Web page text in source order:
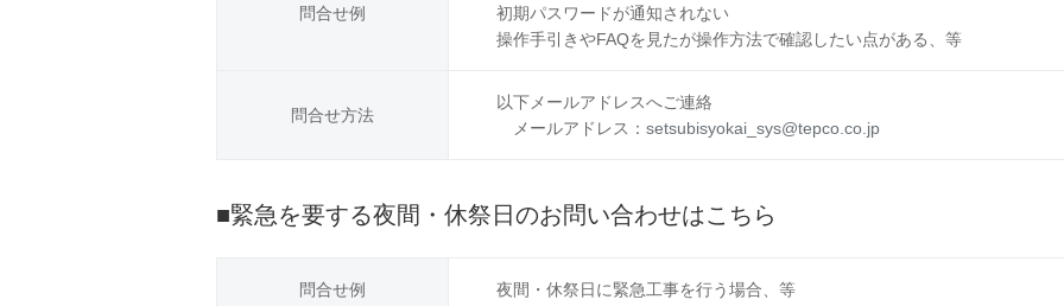
問合せ例
初期パスワードが通知されない
操作手引きやFAQを見たが操作方法で確認したい点がある、等
問合せ方法
以下メールアドレスへご連絡
メールアドレス： setsubisyokai_sys@tepco.co.jp
■緊急を要する夜間・休祭日のお問い合わせはこちら
問合せ例 夜間・休祭日に緊急工事を行う場合、等